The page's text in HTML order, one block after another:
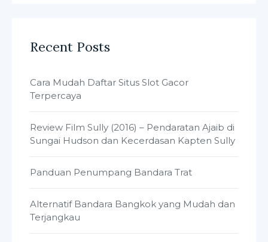
Recent Posts
Cara Mudah Daftar Situs Slot Gacor
Terpercaya
Review Film Sully (2016) – Pendaratan Ajaib di
Sungai Hudson dan Kecerdasan Kapten Sully
Panduan Penumpang Bandara Trat
Alternatif Bandara Bangkok yang Mudah dan
Terjangkau